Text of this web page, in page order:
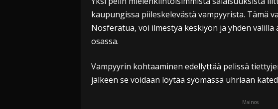
kaupungissa piileskelevästä vampyyrista. Tämä
Nosferatua, voi ilmestyä keskiyön ja yhden
osassa.
Vampyyrin kohtaaminen edellyttää pelissä
jälkeen se voidaan löytää syömässä uhriaan
Mainos